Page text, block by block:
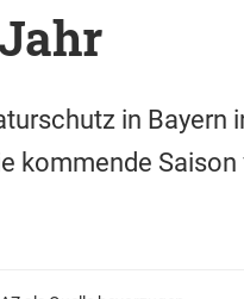
in Bayern
kommende Saison